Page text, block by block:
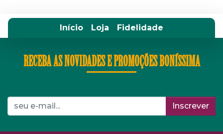
Início Loja Fidelidade
RECEBA AS NOVIDADES E PROMOÇÕES BONÍSSIMA
Inscrever